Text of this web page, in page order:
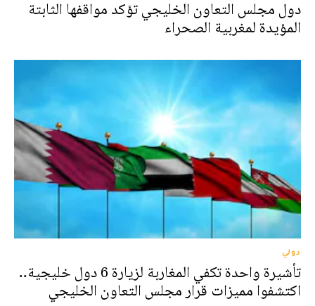
دول مجلس التعاون الخليجي تؤكد مواقفها الثابتة
المؤيدة لمغربية الصحراء
دولي
تأشيرة واحدة تكفي المغاربة لزيارة 6 دول خليجية..
اكتشفوا مميزات قرار مجلس التعاون الخليجي